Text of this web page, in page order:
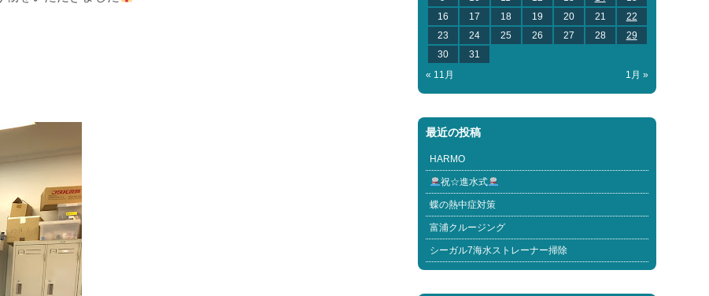
16
17 18 19 20 21
22
23
24 25 26 27 28
29
30
31
« 11月
1月 »
最近の投稿
HARMO
祝☆進水式
蝶の熱中症対策
富浦クルージング
シーガル7海水ストレーナー掃除